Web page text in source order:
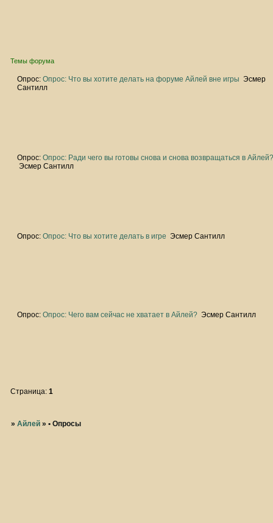
Темы форума
Опрос: Опрос: Что вы хотите делать на форуме Айлей вне игры Эсмер
Сантилл
Опрос: Опрос: Ради чего вы готовы снова и снова возвращаться в
Эсмер Сантилл
Опрос: Опрос: Что вы хотите делать в игре Эсмер Сантилл
Опрос: Опрос: Чего вам сейчас не хватает в Айлей? Эсмер Сантилл
Страница:1
»Айлей »• Опросы